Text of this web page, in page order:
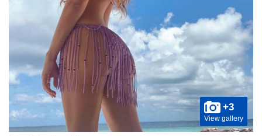
+3
View gallery